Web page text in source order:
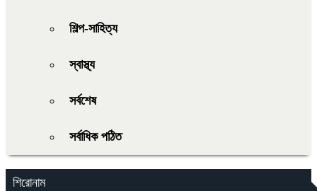
শিল্প-সাহিত্য
স্বাস্থ্য
সর্বশেষ
সর্বাধিক পঠিত
শিরোনাম